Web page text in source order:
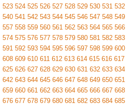
523 524 525 526 527 528 529 530 531 532
540 541 542 543 544 545 546 547 548 549
557 558 559 560 561 562 563 564 565 566
574 575 576 577 578 579 580 581 582 583
591 592 593 594 595 596 597 598 599 600
608 609 610 611 612 613 614 615 616 617
625 626 627 628 629 630 631 632 633 634
642 643 644 645 646 647 648 649 650 651
659 660 661 662 663 664 665 666 667 668
676 677 678 679 680 681 682 683 684 685